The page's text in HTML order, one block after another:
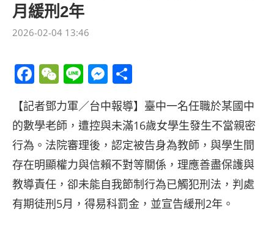
月緩刑2年
2026-02-04 13:46
Facebook
WeChat
LineMessenger
享
【記者鄧力軍／台中報導】臺中一名任職於某國中
的數學老師，遭控與未滿16歲女學生發生不當親密
行為。法院審理後，認定被告身為教師，與學生間
存在明顯權力與信賴不對等關係，理應善盡保護與
教導責任，卻未能自我節制行為已觸犯刑法，判處
有期徒刑5月，得易科罰金，並宣告緩刑2年。